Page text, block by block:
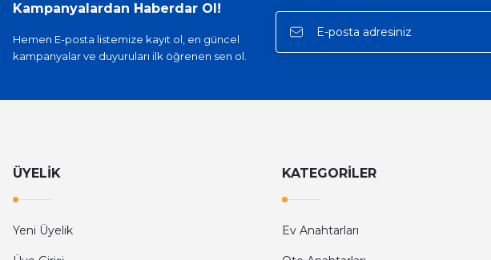
Kampanyalardan Haberdar Ol!
Hemen E-posta listemize kayıt ol, en güncel
kampanyalar ve duyuruları ilk öğrenen sen ol.
ÜYELİK
Yeni Üyelik
KATEGORİLER
Ev Anahtarları